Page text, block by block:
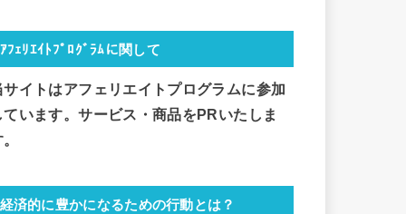
ｱﾌｪﾘｴｲﾄﾌﾟﾛｸﾞﾗﾑに関して
サイトはアフェリエイトプログラムに参加
ています。サービス・商品をPRいたしま
経済的に豊かになるための行動とは？